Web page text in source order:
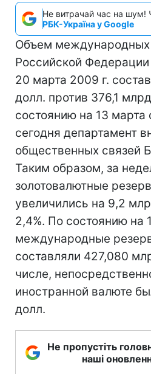
Не витрачай час на шум!
РБК-Україна у Google
Объем международных
Российской
20 марта 2009 г.
долл. против 376,1
состоянию на 13 марта
сегодня департамент
общественных связей
Таким образом, за
золотовалютные
увеличились на 9,2
2,4%. По состоянию на
международные
составляли 427,080
числе,
иностранной валюте
долл.
Не пропустіть
наші